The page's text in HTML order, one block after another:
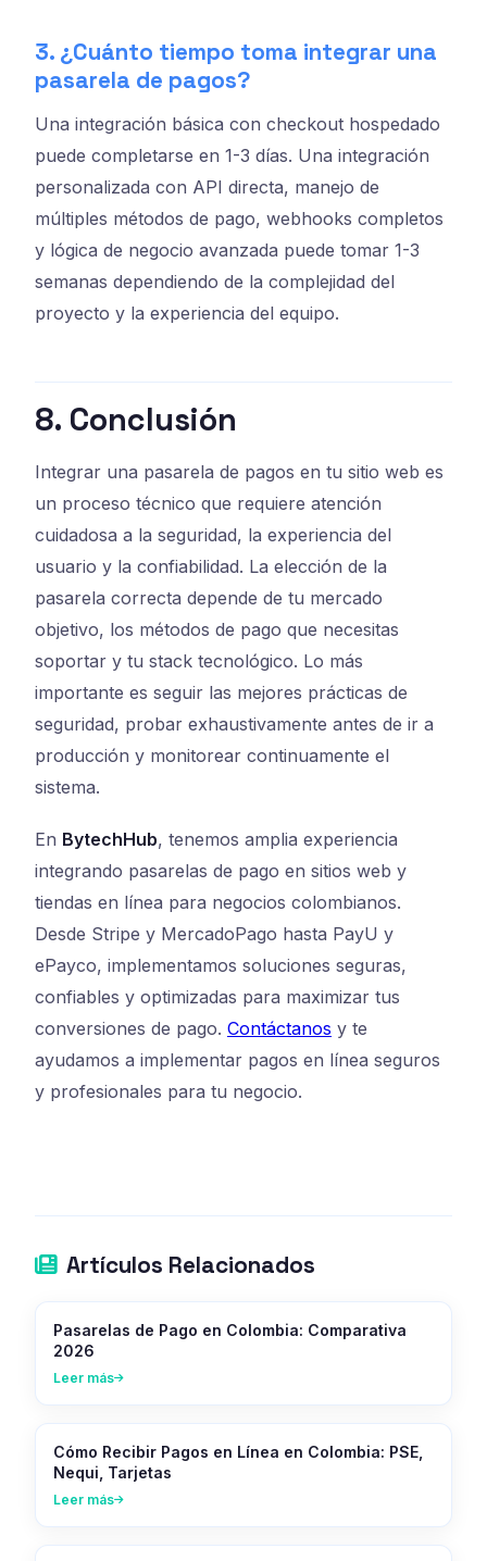
3. ¿Cuánto tiempo toma integrar una
pasarela de pagos?
Una integración básica con checkout hospedado
puede completarse en 1-3 días. Una integración
personalizada con API directa, manejo de
múltiples métodos de pago, webhooks completos
y lógica de negocio avanzada puede tomar 1-3
semanas dependiendo de la complejidad del
proyecto y la experiencia del equipo.
8. Conclusión
Integrar una pasarela de pagos en tu sitio web es
un proceso técnico que requiere atención
cuidadosa a la seguridad, la experiencia del
usuario y la confiabilidad. La elección de la
pasarela correcta depende de tu mercado
objetivo, los métodos de pago que necesitas
soportar y tu stack tecnológico. Lo más
importante es seguir las mejores prácticas de
seguridad, probar exhaustivamente antes de ir a
producción y monitorear continuamente el
sistema.
En BytechHub, tenemos amplia experiencia
integrando pasarelas de pago en sitios web y
tiendas en línea para negocios colombianos.
Desde Stripe y MercadoPago hasta PayU y
ePayco, implementamos soluciones seguras,
confiables y optimizadas para maximizar tus
conversiones de pago. Contáctanos y te
ayudamos a implementar pagos en línea seguros
y profesionales para tu negocio.
Artículos Relacionados
Pasarelas de Pago en Colombia: Comparativa
2026
Leer más
Cómo Recibir Pagos en Línea en Colombia: PSE,
Nequi, Tarjetas
Leer más